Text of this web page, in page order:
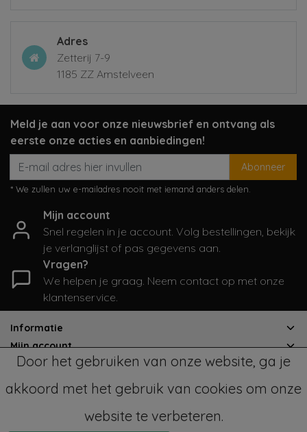
Adres
Zetterij 7-9
1185 ZZ Amstelveen
Meld je aan voor onze nieuwsbrief en ontvang als
eerste onze acties en aanbiedingen!
Abonneer
* We zullen uw e-mailadres nooit met iemand anders delen.
Mijn account
Snel regelen in je account. Volg bestellingen, bekijk
je verlanglijst of pas gegevens aan.
Vragen?
We helpen je graag. Neem contact op met onze
klantenservice.
Informatie
Mijn account
Categorieën
Contactgegevens
© Copyright 2026 - SampleSale4Kids | RealisatieInStijl Media
Door het gebruiken van onze website, ga je
akkoord met het gebruik van cookies om onze
website te verbeteren.